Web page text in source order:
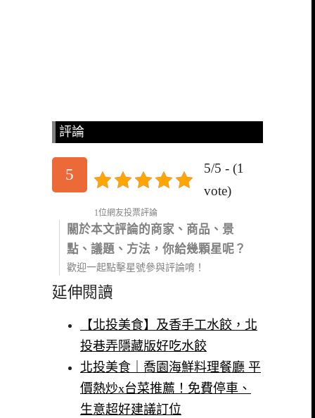
評論
5
5/5 - (1
vote)
1位網友投票評論
關於本文評論的商家、商品、景
點、議題、方法，你給幾顆星呢？
歡迎一起點擊星號參與評論唷！
延伸閱讀
【北投美食】及香手工水餃，北
投巷弄隱藏版好吃水餃
北投美食｜喬園海鮮料理餐廳 平
價熱炒x台菜推薦！免費停車、
生意超好建議訂位